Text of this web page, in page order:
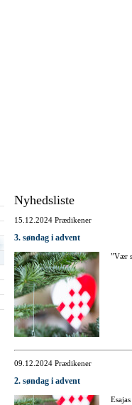
Nyhedsliste
15.12.2024 Prædikener
3. søndag i advent
”Vær
09.12.2024 Prædikener
2. søndag i advent